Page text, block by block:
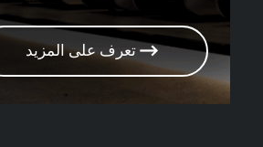
تعرف على المزيد